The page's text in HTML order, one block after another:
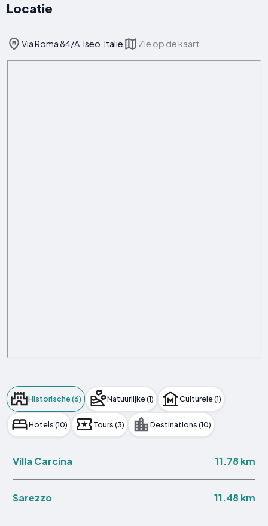
Locatie
Via Roma 84/A, Iseo, Italië Zie op de kaart
Historische (6) Natuurlijke (1) Culturele (1)
Hotels (10) Tours (3) Destinations (10)
Villa Carcina 11.78 km
Sarezzo 11.48 km